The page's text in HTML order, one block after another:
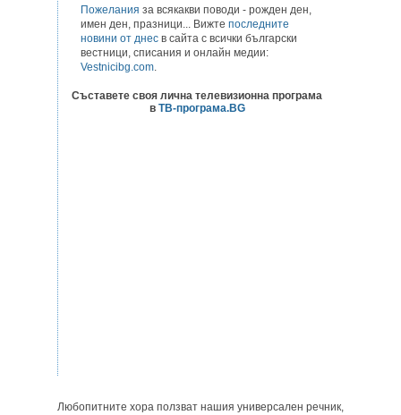
Пожелания за всякакви поводи - рожден ден,
имен ден, празници... Вижте последните
новини от днес в сайта с всички български
вестници, списания и онлайн медии:
Vestnicibg.com.
Съставете своя лична телевизионна програма
в ТВ-програма.BG
Любопитните хора ползват нашия универсален речник,